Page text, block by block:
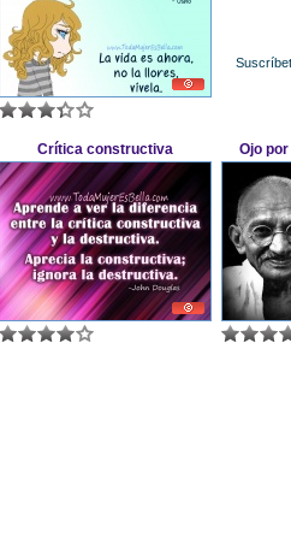
Crítica constructiva Ojo